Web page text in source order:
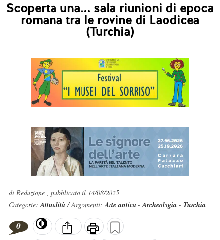
Scoperta una... sala riunioni di epoca
romana tra le rovine di Laodicea
(Turchia)
di Redazione , pubblicato il 14/08/2025
Categorie:Attualità/ Argomenti:Arte antica-Archeologia- Turchia
0